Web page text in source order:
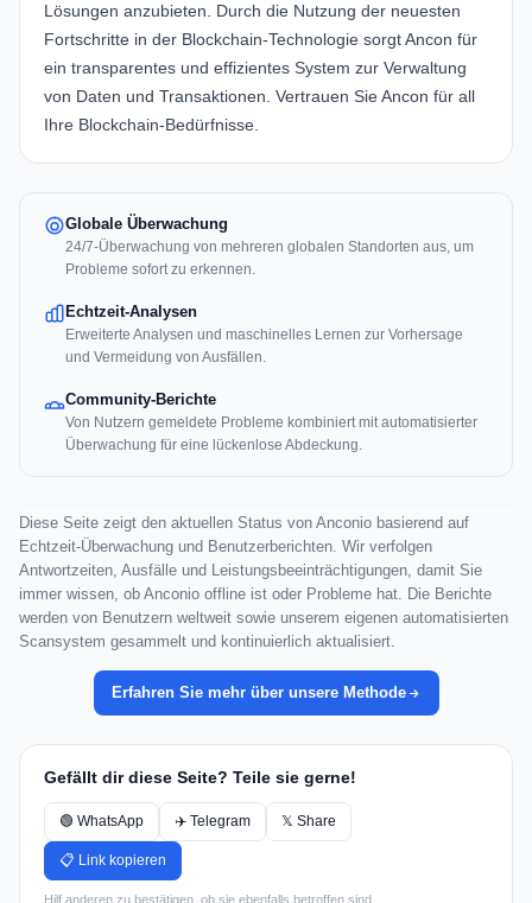
Lösungen anzubieten. Durch die Nutzung der neuesten
Fortschritte in der Blockchain-Technologie sorgt Ancon für
ein transparentes und effizientes System zur Verwaltung
von Daten und Transaktionen. Vertrauen Sie Ancon für all
Ihre Blockchain-Bedürfnisse.
Globale Überwachung
24/7-Überwachung von mehreren globalen Standorten aus, um
Probleme sofort zu erkennen.
Echtzeit-Analysen
Erweiterte Analysen und maschinelles Lernen zur Vorhersage
und Vermeidung von Ausfällen.
Community-Berichte
Von Nutzern gemeldete Probleme kombiniert mit automatisierter
Überwachung für eine lückenlose Abdeckung.
Diese Seite zeigt den aktuellen Status von Anconio basierend auf
Echtzeit-Überwachung und Benutzerberichten. Wir verfolgen
Antwortzeiten, Ausfälle und Leistungsbeeinträchtigungen, damit Sie
immer wissen, ob Anconio offline ist oder Probleme hat. Die Berichte
werden von Benutzern weltweit sowie unserem eigenen automatisierten
Scansystem gesammelt und kontinuierlich aktualisiert.
Erfahren Sie mehr über unsere Methode
Gefällt dir diese Seite? Teile sie gerne!
🟢 WhatsApp ✈️ Telegram 𝕏 Share
📋 Link kopieren
Hilf anderen zu bestätigen, ob sie ebenfalls betroffen sind.